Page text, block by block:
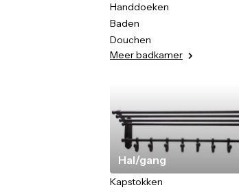
Handdoeken
Baden
Douchen
Meerbadkamer
Hal/gang
Kapstokken